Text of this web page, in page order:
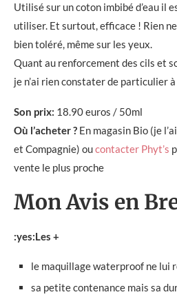
Utilisé sur un coton imbibé d’eau il
utiliser. Et surtout, efficace ! Rien
bien toléré, même sur les yeux.
Quant au renforcement des cils et
je n’ai rien constater de particulier
Son prix: 18.90 euros / 50ml
Où l’acheter ? En magasin Bio (je
et Compagnie) oucontacter Phyt’s
vente le plus proche
Mon Avis en
:yes:Les +
le maquillage waterproof ne lui
sa petite contenance mais sa